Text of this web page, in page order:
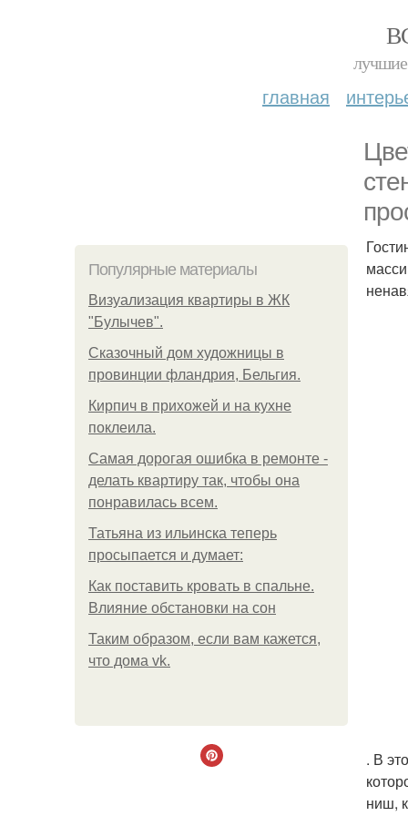
лучшие
главная
Популярные материалы
Визуализация квартиры в ЖК
"Булычев".
Сказочный дом художницы в
провинции фландрия, Бельгия.
Кирпич в прихожей и на кухне
поклеила.
Самая дорогая ошибка в ремонте -
делать квартиру так, чтобы она
понравилась всем.
Татьяна из ильинска теперь
просыпается и думает:
Как поставить кровать в спальне.
Влияние обстановки на сон
Таким образом, если вам кажется,
что дома vk.
. В
ниш,